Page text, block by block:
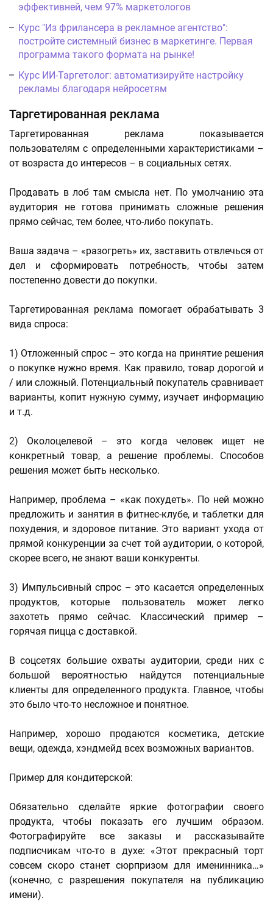
эффективней, чем 97% маркетологов
Курс "Из фрилансера в рекламное агентство":
постройте системный бизнес в маркетинге. Первая
программа такого формата на рынке!
Курс ИИ-Таргетолог: автоматизируйте настройку
рекламы благодаря нейросетям
Таргетированная реклама
Таргетированная реклама показывается
пользователям с определенными характеристиками –
от возраста до интересов – в социальных сетях.
Продавать в лоб там смысла нет. По умолчанию эта
аудитория не готова принимать сложные решения
прямо сейчас, тем более, что-либо покупать.
Ваша задача – «разогреть» их, заставить отвлечься от
дел и сформировать потребность, чтобы затем
постепенно довести до покупки.
Таргетированная реклама помогает обрабатывать 3
вида спроса:
1) Отложенный спрос – это когда на принятие решения
о покупке нужно время. Как правило, товар дорогой и
/ или сложный. Потенциальный покупатель сравнивает
варианты, копит нужную сумму, изучает информацию
и т.д.
2) Околоцелевой – это когда человек ищет не
конкретный товар, а решение проблемы. Способов
решения может быть несколько.
Например, проблема – «как похудеть». По ней можно
предложить и занятия в фитнес-клубе, и таблетки для
похудения, и здоровое питание. Это вариант ухода от
прямой конкуренции за счет той аудитории, о которой,
скорее всего, не знают ваши конкуренты.
3) Импульсивный спрос – это касается определенных
продуктов, которые пользователь может легко
захотеть прямо сейчас. Классический пример –
горячая пицца с доставкой.
В соцсетях большие охваты аудитории, среди них с
большой вероятностью найдутся потенциальные
клиенты для определенного продукта. Главное, чтобы
это было что-то несложное и понятное.
Например, хорошо продаются косметика, детские
вещи, одежда, хэндмейд всех возможных вариантов.
Пример для кондитерской:
Обязательно сделайте яркие фотографии своего
продукта, чтобы показать его лучшим образом.
Фотографируйте все заказы и рассказывайте
подписчикам что-то в духе: «Этот прекрасный торт
совсем скоро станет сюрпризом для именинника…»
(конечно, с разрешения покупателя на публикацию
имени).